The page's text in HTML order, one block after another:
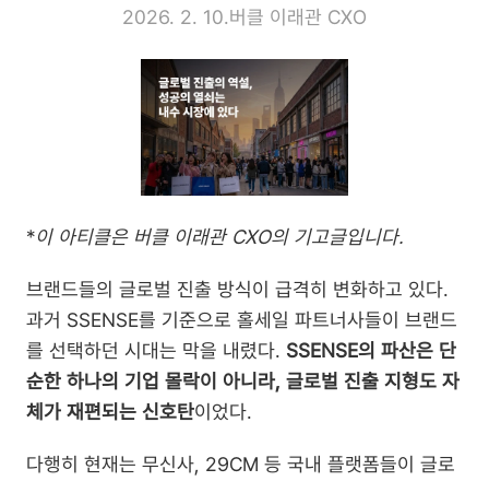
2026. 2. 10.버클 이래관 CXO
*이 아티클은 버클 이래관 CXO의 기고글입니다.
브랜드들의 글로벌 진출 방식이 급격히 변화하고 있다.
과거 SSENSE를 기준으로 홀세일 파트너사들이 브랜드
를 선택하던 시대는 막을 내렸다. SSENSE의 파산은 단
순한 하나의 기업 몰락이 아니라, 글로벌 진출 지형도 자
체가 재편되는 신호탄이었다.
다행히 현재는 무신사, 29CM 등 국내 플랫폼들이 글로